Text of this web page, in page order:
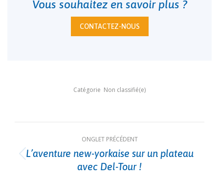
Vous souhaitez en savoir plus ?
CONTACTEZ-NOUS
Catégorie Non classifié(e)
de
commentaire
ONGLET PRÉCÉDENT
Onglet
précédent
L’aventure new-yorkaise sur un plateau
avec Del-Tour !